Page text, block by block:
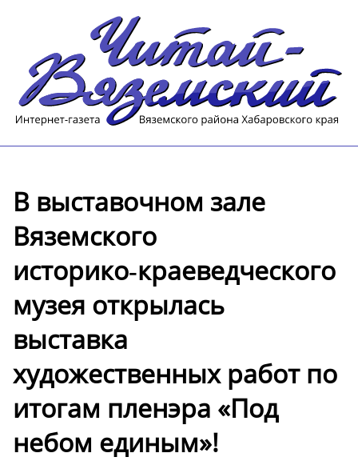
В выставочном зале
Вяземского
историко‑краеведческого
музея открылась
выставка
художественных работ по
итогам пленэра «Под
небом единым»!